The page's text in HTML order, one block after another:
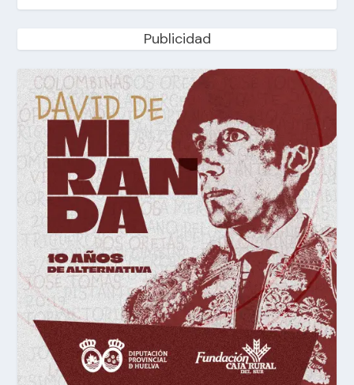
Publicidad